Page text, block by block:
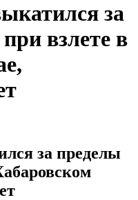
за
взлете в
за пределы